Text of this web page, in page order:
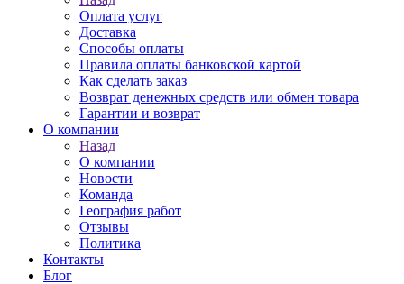
Оплата услуг
Доставка
Способы оплаты
Правила оплаты банковской картой
Как сделать заказ
Возврат денежных средств или обмен товара
Гарантии и возврат
О компании
Назад
О компании
Новости
Команда
География работ
Отзывы
Политика
Контакты
Блог